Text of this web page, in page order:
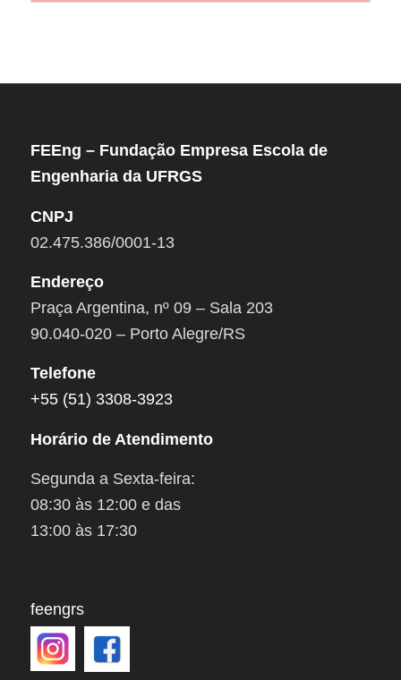
FEEng – Fundação Empresa Escola de
Engenharia da UFRGS
CNPJ
02.475.386/0001-13
Endereço
Praça Argentina, nº 09 – Sala 203
90.040-020 – Porto Alegre/RS
Telefone
+55 (51) 3308-3923
Horário de Atendimento
Segunda a Sexta-feira:
08:30 às 12:00 e das
13:00 às 17:30
feengrs